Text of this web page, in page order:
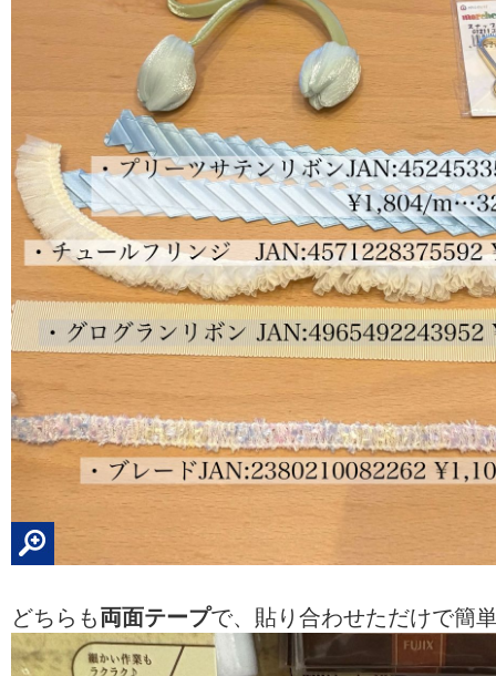
どちらも両面テープで、貼り合わせただけで簡